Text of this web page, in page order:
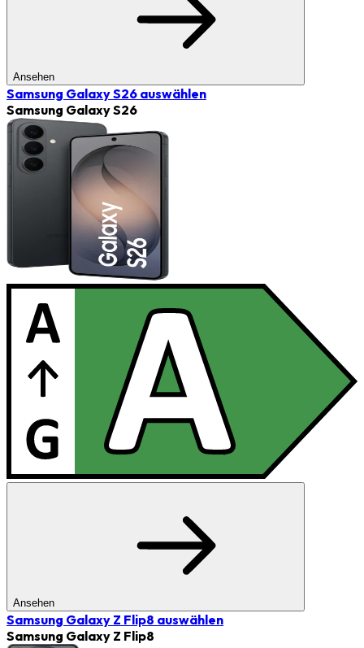
Ansehen
Samsung Galaxy S26 auswählen
Samsung Galaxy S26
Ansehen
Samsung Galaxy Z Flip8 auswählen
Samsung Galaxy Z Flip8